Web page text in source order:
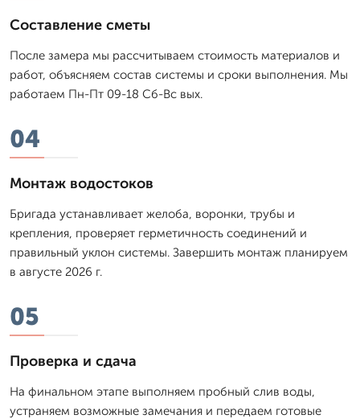
Составление сметы
После замера мы рассчитываем стоимость материалов и
работ, объясняем состав системы и сроки выполнения. Мы
работаем Пн-Пт 09-18 Сб-Вс вых.
04
Монтаж водостоков
Бригада устанавливает желоба, воронки, трубы и
крепления, проверяет герметичность соединений и
правильный уклон системы. Завершить монтаж планируем
в августе 2026 г.
05
Проверка и сдача
На финальном этапе выполняем пробный слив воды,
устраняем возможные замечания и передаем готовые